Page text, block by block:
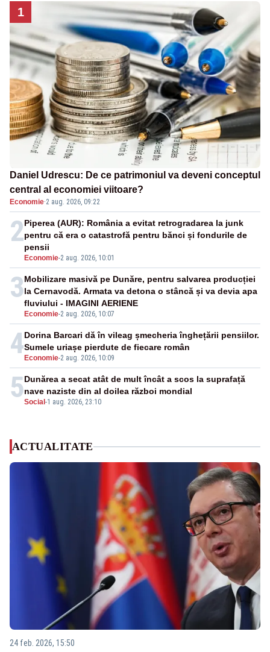
1
Daniel Udrescu: De ce patrimoniul va deveni conceptul
central al economiei viitoare?
Economie·2 aug. 2026, 09:22
2
Economie-2 aug. 2026, 10:01
Piperea (AUR): România a evitat retrogradarea la junk
pentru că era o catastrofă pentru bănci și fondurile de
pensii
3
Economie-2 aug. 2026, 10:07
Mobilizare masivă pe Dunăre, pentru salvarea producției
la Cernavodă. Armata va detona o stâncă și va devia apa
fluviului - IMAGINI AERIENE
4 Economie-2 aug. 2026, 10:09
Dorina Barcari dă în vileag șmecheria înghețării pensiilor.
Sumele uriașe pierdute de fiecare român
5Social -1 aug. 2026, 23:10
Dunărea a secat atât de mult încât a scos la suprafață
nave naziste din al doilea război mondial
ACTUALITATE
24 feb. 2026, 15:50